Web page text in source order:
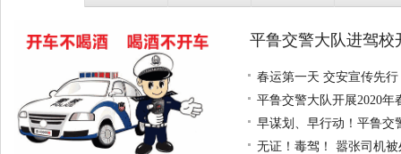
平鲁交警大队进驾
春运第一天 交安宣传先行
平鲁交警大队开展2020年
早谋划、早行动！平鲁交
无证！毒驾！ 嚣张司机被